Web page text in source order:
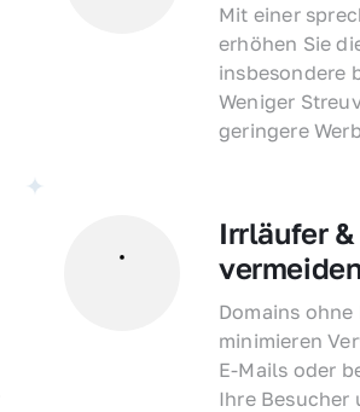
Mit einer
erhöhen Sie
insbesondere
Weniger
geringere
Irrläufer
Domains
minimieren
E-Mails oder
Ihre Besucher